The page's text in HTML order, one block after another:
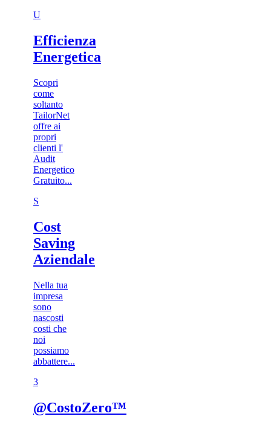
U
Efficienza
Energetica
Scopri
come
soltanto
TailorNet
offre ai
propri
clienti l'
Audit
Energetico
Gratuito...
S
Cost
Saving
Aziendale
Nella tua
impresa
sono
nascosti
costi che
noi
possiamo
abbattere...
3​
@CostoZero™